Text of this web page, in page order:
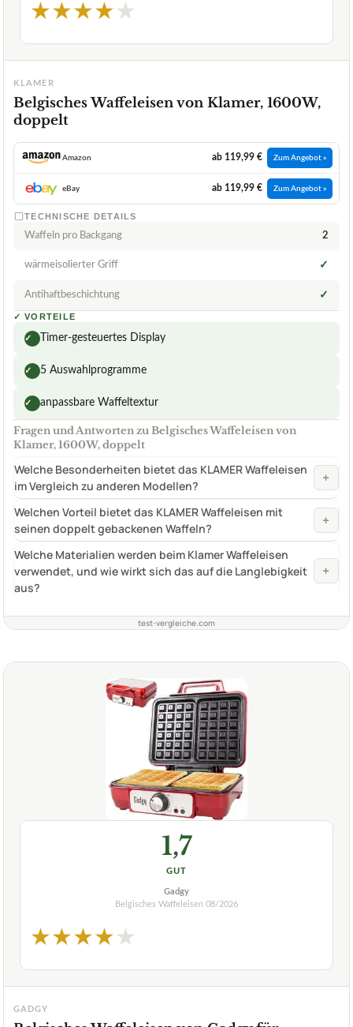
★★★★★
KLAMER
Belgisches Waffeleisen von Klamer, 1600W,
doppelt
Amazon ab 119,99 € Zum Angebot »
eBay ab 119,99 € Zum Angebot »
TECHNISCHE DETAILS
Waffeln pro Backgang 2
wärmeisolierter Griff ✓
Antihaftbeschichtung ✓
✓ VORTEILE
✓ Timer-gesteuertes Display
✓ 5 Auswahlprogramme
✓ anpassbare Waffeltextur
Fragen und Antworten zu Belgisches Waffeleisen von
Klamer, 1600W, doppelt
Welche Besonderheiten bietet das KLAMER Waffeleisen
im Vergleich zu anderen Modellen?
+
Welchen Vorteil bietet das KLAMER Waffeleisen mit
seinen doppelt gebackenen Waffeln?
+
Welche Materialien werden beim Klamer Waffeleisen
verwendet, und wie wirkt sich das auf die Langlebigkeit
aus?
+
test-vergleiche.com
1,7
GUT
Gadgy
Belgisches Waffeleisen 08/2026
★★★★★
GADGY